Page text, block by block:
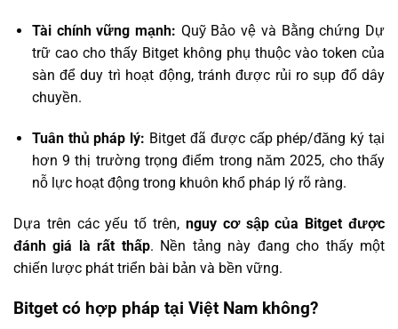
Tài chính vững mạnh: Quỹ Bảo vệ và Bằng chứng Dự
trữ cao cho thấy Bitget không phụ thuộc vào token của
sàn để duy trì hoạt động, tránh được rủi ro sụp đổ dây
chuyền.
Tuân thủ pháp lý: Bitget đã được cấp phép/đăng ký tại
hơn 9 thị trường trọng điểm trong năm 2025, cho thấy
nỗ lực hoạt động trong khuôn khổ pháp lý rõ ràng.
Dựa trên các yếu tố trên, nguy cơ sập của Bitget được
đánh giá là rất thấp. Nền tảng này đang cho thấy một
chiến lược phát triển bài bản và bền vững.
Bitget có hợp pháp tại Việt Nam không?